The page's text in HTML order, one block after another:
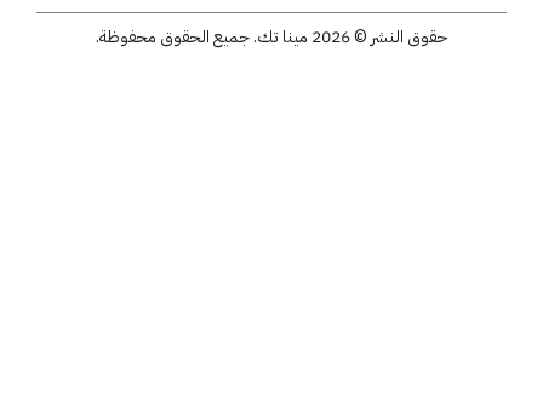
حقوق النشر © 2026 مينا تك. جميع الحقوق محفوظة.